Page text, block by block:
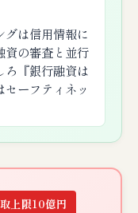
グは信用情報に
資の審査と並行
ろ『銀行融資は
ーフティネッ
上限10億円